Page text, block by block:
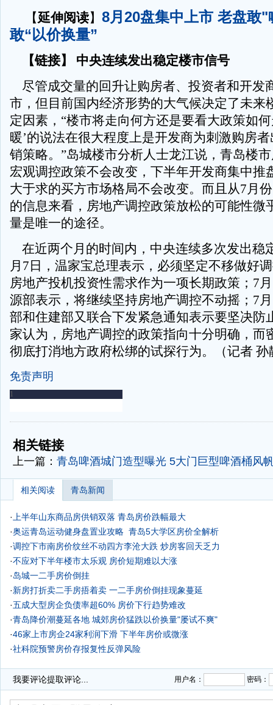
【延伸阅读】 8月20盘集中上市 老盘敢
敢“以价换量”
【链接】 中央连续发出稳定楼市信号
尽管成交量的回升让购房者、投资者和开发
市，但目前国内经济形势的大气候决定了未来
定因素，“楼市将走向何方还是要看大政策如
暖’的说法在很大程度上是开发商为刺激购房
销策略。”岛城楼市分析人士龙江说，青岛楼
宏观调控政策不会改变，下半年开发商集中推
大于求的买方市场格局不会改变。而且从7月
的信息来看，房地产调控政策放松的可能性微
量是唯一的途径。
在近两个月的时间内，中央连续多次发出稳
月7日，温家宝总理表示，必须坚定不移做好
房地产投机投资性需求作为一项长期政策；7
源部表示，将继续坚持房地产调控不动摇；7
部和住建部又联合下发紧急通知表示要坚决防
家认为，房地产调控的政策指向十分明确，而
彻底打消地方政府松绑的试探行为。（记者 孙
免责声明
-
相关链接
上一篇： 青岛啤酒城门造型曝光 5大门巨型啤酒桶风
相关阅读 青岛新闻
· 上半年山东商品房供销双落 青岛房价跌幅最大
·奥运青岛运动健身盘置业攻略 青岛5大学区房价全解析
·调控下市南房价纹丝不动四方李沧大跌 炒房客回天乏力
·不应对下半年楼市太乐观 房价短期难以大涨
·岛城一二手房价倒挂
·新房打折卖二手房捂着卖 一二手房价倒挂现象蔓延
·五成大型房企负债率超60% 房价下行趋势难改
·青岛降价潮蔓延各地 城郊房价猛跌以价换量"屡试不爽"
·46家上市房企24家利润下滑 下半年房价或微涨
·社科院预警房价存报复性反弹风险
我要评论提取评论... 用户名： 密码：